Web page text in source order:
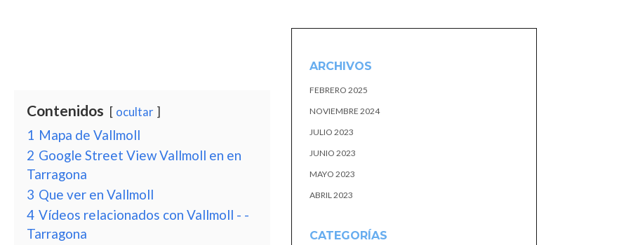
Contenidos ocultar
1 Mapa de Vallmoll
2 Google Street View Vallmoll en en
Tarragona
3 Que ver en Vallmoll
4 Vídeos relacionados con Vallmoll - -
Tarragona
ARCHIVOS
FEBRERO 2025
NOVIEMBRE 2024
JULIO 2023
JUNIO 2023
MAYO 2023
ABRIL 2023
CATEGORÍAS